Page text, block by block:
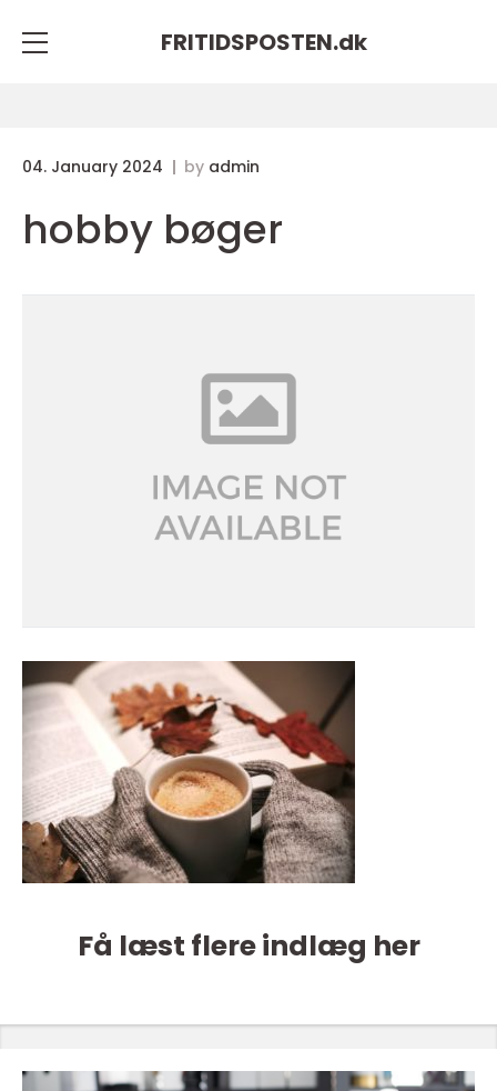
FRITIDSPOSTEN.dk
04. January 2024 by admin
hobby bøger
Få læst flere indlæg her